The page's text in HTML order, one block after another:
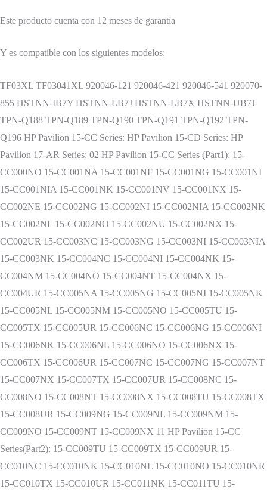
Este producto cuenta con 12 meses de garantía
Y es compatible con los siguientes modelos:
TF03XL TF03041XL 920046-121 920046-421 920046-541 920070-
855 HSTNN-IB7Y HSTNN-LB7J HSTNN-LB7X HSTNN-UB7J
TPN-Q188 TPN-Q189 TPN-Q190 TPN-Q191 TPN-Q192 TPN-
Q196 HP Pavilion 15-CC Series: HP Pavilion 15-CD Series: HP
Pavilion 17-AR Series: 02 HP Pavilion 15-CC Series (Part1): 15-
CC000NO 15-CC001NA 15-CC001NF 15-CC001NG 15-CC001NI
15-CC001NIA 15-CC001NK 15-CC001NV 15-CC001NX 15-
CC002NE 15-CC002NG 15-CC002NI 15-CC002NIA 15-CC002NK
15-CC002NL 15-CC002NO 15-CC002NU 15-CC002NX 15-
CC002UR 15-CC003NC 15-CC003NG 15-CC003NI 15-CC003NIA
15-CC003NK 15-CC004NC 15-CC004NI 15-CC004NK 15-
CC004NM 15-CC004NO 15-CC004NT 15-CC004NX 15-
CC004UR 15-CC005NA 15-CC005NG 15-CC005NI 15-CC005NK
15-CC005NL 15-CC005NM 15-CC005NO 15-CC005TU 15-
CC005TX 15-CC005UR 15-CC006NC 15-CC006NG 15-CC006NI
15-CC006NK 15-CC006NL 15-CC006NO 15-CC006NX 15-
CC006TX 15-CC006UR 15-CC007NC 15-CC007NG 15-CC007NT
15-CC007NX 15-CC007TX 15-CC007UR 15-CC008NC 15-
CC008NO 15-CC008NT 15-CC008NX 15-CC008TU 15-CC008TX
15-CC008UR 15-CC009NG 15-CC009NL 15-CC009NM 15-
CC009NO 15-CC009NT 15-CC009NX 11 HP Pavilion 15-CC
Series(Part2): 15-CC009TU 15-CC009TX 15-CC009UR 15-
CC010NC 15-CC010NK 15-CC010NL 15-CC010NO 15-CC010NR
15-CC010TX 15-CC010UR 15-CC011NK 15-CC011TU 15-